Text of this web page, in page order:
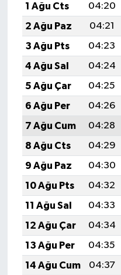
1 Ağu Cts
04:20
2 Ağu Paz
04:21
3 Ağu Pts
04:23
4 Ağu Sal
04:24
5 Ağu Çar
04:25
6 Ağu Per
04:26
7 Ağu Cum
04:28
8 Ağu Cts
04:29
9 Ağu Paz
04:30
10 Ağu Pts
04:32
11 Ağu Sal
04:33
12 Ağu Çar
04:34
13 Ağu Per
04:35
14 Ağu Cum
04:37